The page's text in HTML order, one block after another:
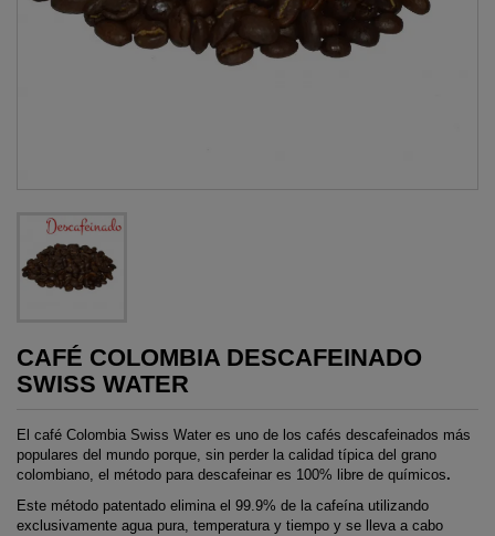
CAFÉ COLOMBIA DESCAFEINADO
SWISS WATER
El café Colombia Swiss Water es uno de los cafés descafeinados más
populares del mundo porque, sin perder la calidad típica del grano
colombiano, el método para descafeinar es 100% libre de químicos.
Este método patentado elimina el 99.9% de la cafeína utilizando
exclusivamente agua pura, temperatura y tiempo y se lleva a cabo